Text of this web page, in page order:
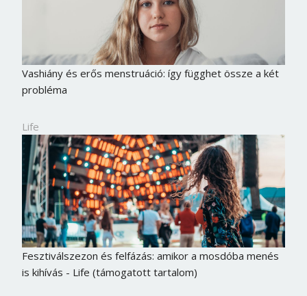
Vashiány és erős menstruáció: így függhet össze a két
probléma
Life
Fesztiválszezon és felfázás: amikor a mosdóba menés
is kihívás - Life (támogatott tartalom)